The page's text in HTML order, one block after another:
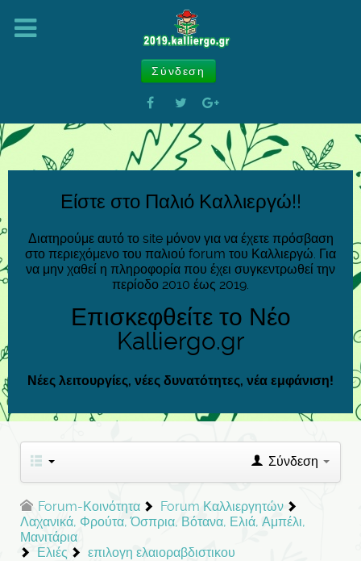
Σύνδεση
Είστε στο Παλιό Καλλιεργώ!!
Διατηρούμε αυτό το site μόνον για να έχετε πρόσβαση
στο περιεχόμενο του παλιού forum του Καλλιεργώ. Για
να μην χαθεί η πληροφορία που έχει συγκεντρωθεί την
περίοδο 2010 έως 2019.
Επισκεφθείτε το Νέο
Kalliergo.gr
Νέες λειτουργίες, νέες δυνατότητες, νέα εμφάνιση!
Σύνδεση
Forum-Κοινότητα
Forum Καλλιεργητών
Λαχανικά, Φρούτα, Όσπρια, Βότανα, Ελιά, Αμπέλι,
Μανιτάρια
Ελιές
επιλογη ελαιοραβδιστικου